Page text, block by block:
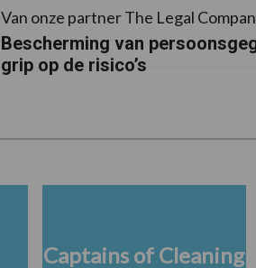
Van onze partner The Legal
Bescherming van
grip op de risico’s
Captains of Cleaning